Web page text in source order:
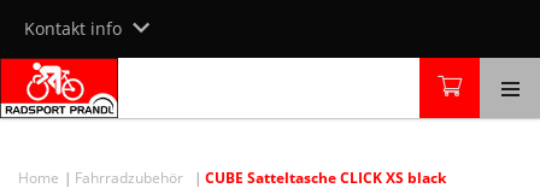
content
Kontakt info
Home Fahrradzubehör CUBE Satteltasche CLICK XS black